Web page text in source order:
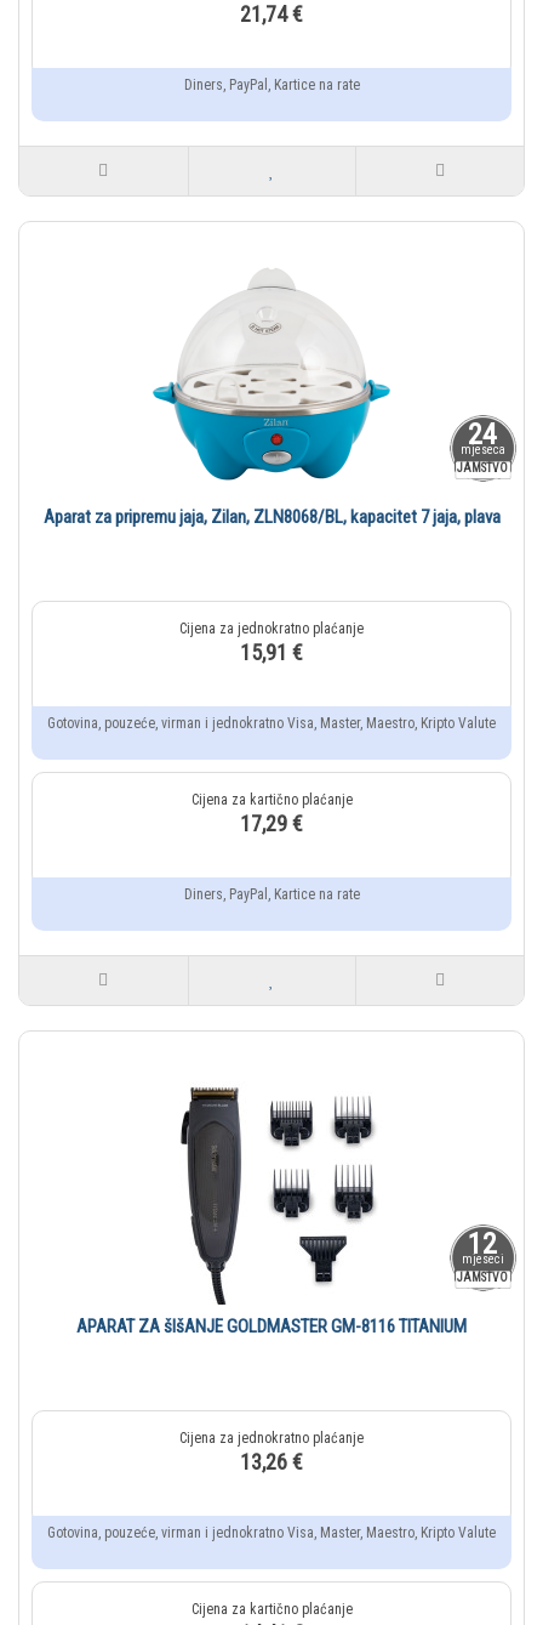
21,74 €
Diners, PayPal, Kartice na rate
24
mjeseca
JAMSTVO
Aparat za pripremu jaja, Zilan, ZLN8068/BL, kapacitet 7 jaja, plava
15,91 €
Gotovina, pouzeće, virman i jednokratno Visa, Master, Maestro, Kripto Valute
17,29 €
Diners, PayPal, Kartice na rate
12
mjeseci
JAMSTVO
APARAT ZA šIšANJE GOLDMASTER GM-8116 TITANIUM
13,26 €
Gotovina, pouzeće, virman i jednokratno Visa, Master, Maestro, Kripto Valute